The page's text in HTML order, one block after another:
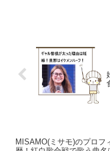
MISAMO(ミサモ)のプロフ